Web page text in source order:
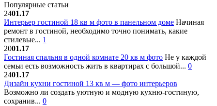
Популярные статьи
2401.17
Интерьер гостиной 18 кв м фото в панельном доме Начиная
ремонт в гостиной, необходимо точно понимать, какие
стилевые... 1
2001.17
Гостиная спальня в одной комнате 20 кв м фото Не у каждой
семьи есть возможность жить в квартирах с большой... 0
2401.17
Дизайн кухни гостиной 13 кв м — фото интерьеров
Возможно ли создать уютную и модную кухню-гостиную,
сохранив... 0